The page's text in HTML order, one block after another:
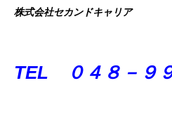
株式会社セカンドキャリア
TEL ０４８－９